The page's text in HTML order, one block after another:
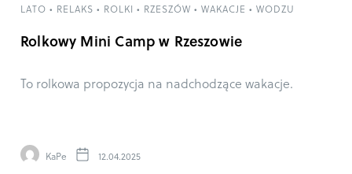
LATO • RELAKS • ROLKI • RZESZÓW • WAKACJE • WODZU
Rolkowy Mini Camp w Rzeszowie
To rolkowa propozycja na nadchodzące wakacje.
KaPe 12.04.2025